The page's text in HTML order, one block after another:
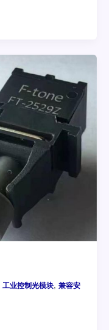
工业控制光模块, 兼容安